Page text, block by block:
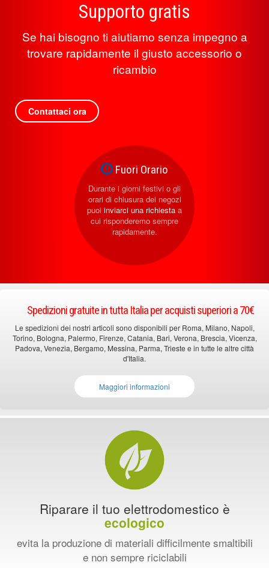
Supporto gratis
Se hai bisogno ti aiutiamo senza impegno a
trovare rapidamente il giusto accessorio o
ricambio
Contattaci ora
Fuori Orario
Durante i giorni festivi o gli
orari di chiusura dei negozi
puoi inviarci una richiesta a
cui risponderemo sempre
rapidamente.
Spedizioni gratuite in tutta Italia per acquisti superiori a 70€
Le spedizioni dei nostri articoli sono disponibili per Roma, Milano, Napoli,
Torino, Bologna, Palermo, Firenze, Catania, Bari, Verona, Brescia, Vicenza,
Padova, Venezia, Bergamo, Messina, Parma, Trieste e in tutte le altre città
d'Italia.
Maggiori informazioni
Riparare il tuo elettrodomestico è
ecologico
evita la produzione di materiali difficilmente smaltibili
e non sempre riciclabili